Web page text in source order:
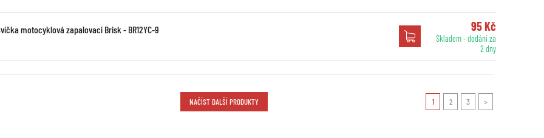
motocyklová zapalovací Brisk - BR12YC-9 95 Kč
Skladem - dodání za
2 dny
NAČÍST DALŠÍ PRODUKTY 1 2 3 >